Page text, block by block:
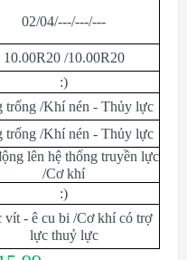
02/04/---/---/---
10.00R20 /10.00R20
:)
trống /Khí nén - Thủy lực
trống /Khí nén - Thủy lực
lên hệ thống truyền lực
/Cơ khí
:)
vít - ê cu bi /Cơ khí có trợ
lực thuỷ lực